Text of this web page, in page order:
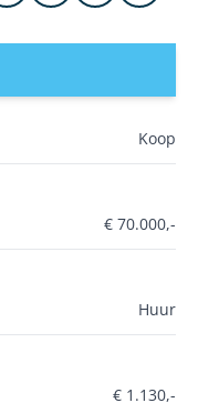
Koop
€ 70.000,-
Huur
€ 1.130,-